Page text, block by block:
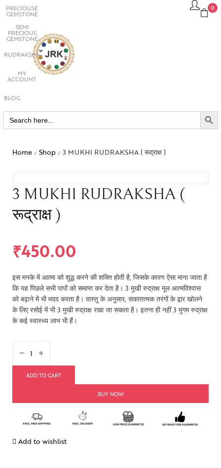
PRECIOUSE
GEMSTONE
SEMI
PRECIOUS
GEMSTONE
RUDRAKSHA
MY
ACCOUNT
BLOG
0
Search
for:
SEARCH BUTTON
Home / Shop / 3 MUKHI RUDRAKSHA ( रूद्राक्ष )
3 MUKHI RUDRAKSHA (
रूद्राक्ष )
₹450.00
इस मनके में आत्मा को शुद्ध करने की शक्ति होती है, जिसके कारण ऐसा माना जाता है
कि यह पिछले सभी पापों को समाप्त कर देता है। 3 मुखी रुद्राक्ष मूल आत्मविश्वास
को बढ़ाने में भी मदद करता है। वास्तु के अनुसार, सकारात्मक तरंगों के द्वार खोलने
के लिए रसोई में भी 3 मुखी रुद्राक्ष रखा जा सकता है। इतना ही नहीं 3 मुगम रुद्राक्ष
के कई स्वास्थ्य लाभ भी हैं।
ADD TO CART
BUY NOW
Add to wishlist